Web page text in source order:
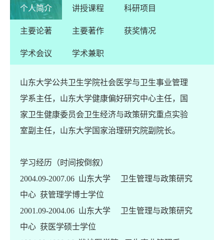
个人简介 讲授课程 科研项目
主要论著 主要著作 获奖情况
学术会议 学术兼职
山东大学公共卫生学院社会医学与卫生事业管理
学系主任，山东大学健康偏好研究中心主任，国
家卫生健康委员会卫生经济与政策研究重点实验
室副主任，山东大学国家治理研究院副院长。
学习经历（时间按倒叙）
2004.09-2007.06 山东大学 卫生管理与政策研究
中心 获管理学博士学位
2001.09-2004.06 山东大学 卫生管理与政策研究
中心 获医学硕士学位